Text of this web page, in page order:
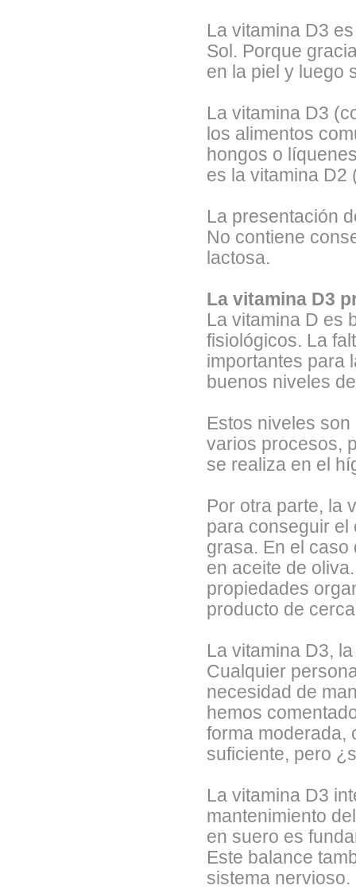
La vitamina D3
Sol. Porque
en la piel y luego
La vitamina D3
los alimentos
hongos o
es la vitamina D2
La presentación
No contiene
lactosa.
La vitamina D3
La vitamina D es
fisiológicos. La
importantes para
buenos niveles
Estos niveles
varios procesos,
se realiza en el
Por otra parte, la
para conseguir el
grasa. En el caso
en aceite de
propiedades
producto de
La vitamina D3,
Cualquier
necesidad de
hemos
forma moderada,
suficiente, pero
La vitamina D3
mantenimiento
en suero es
Este balance
sistema nervioso.